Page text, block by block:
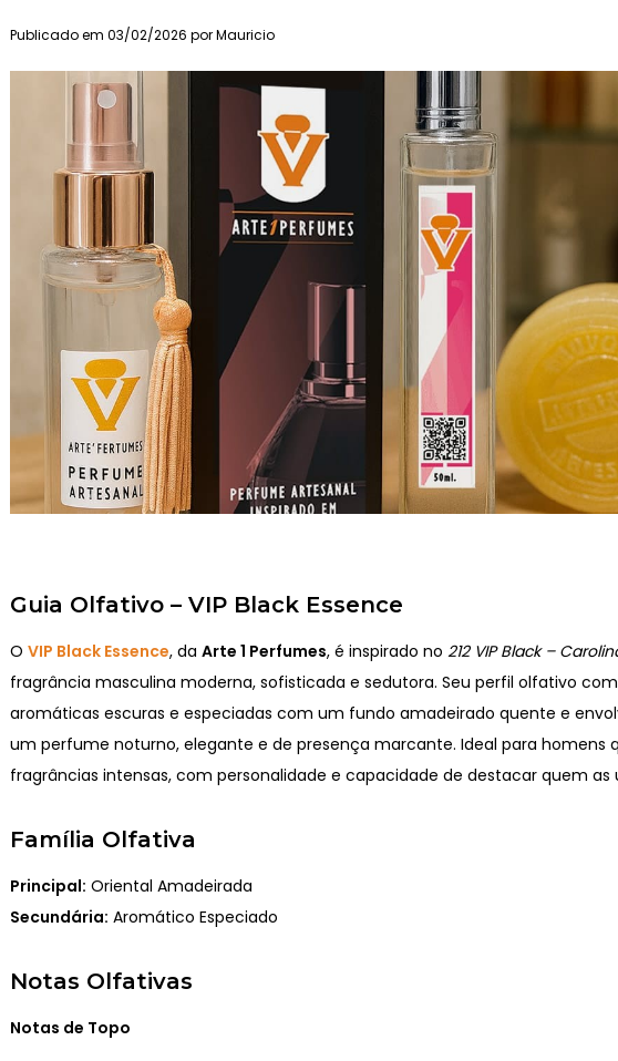
Publicado em 03/02/2026 por Mauricio
Guia Olfativo – VIP Black Essence
O VIP Black Essence, da Arte 1 Perfumes, é inspirado no 212 VIP Black –
fragrância masculina moderna, sofisticada e sedutora. Seu perfil olfativo
aromáticas escuras e especiadas com um fundo amadeirado quente e
um perfume noturno, elegante e de presença marcante. Ideal para homens
fragrâncias intensas, com personalidade e capacidade de destacar quem as
Família Olfativa
Principal: Oriental Amadeirada
Secundária: Aromático Especiado
Notas Olfativas
Notas de Topo